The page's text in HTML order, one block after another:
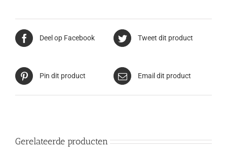
Deel op Facebook Tweet dit product
Pin dit product Email dit product
Gerelateerde producten